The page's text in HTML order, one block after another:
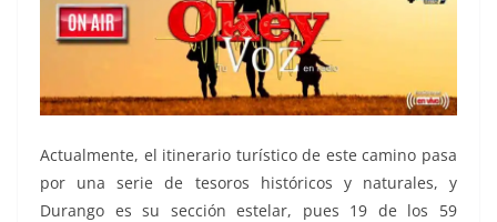
Actualmente, el itinerario turístico de este camino pasa
por una serie de tesoros históricos y naturales, y
Durango es su sección estelar, pues 19 de los 59